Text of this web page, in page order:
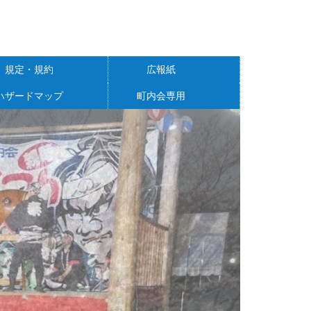
規定・規約 広報紙
ザードマップ 町内会専用